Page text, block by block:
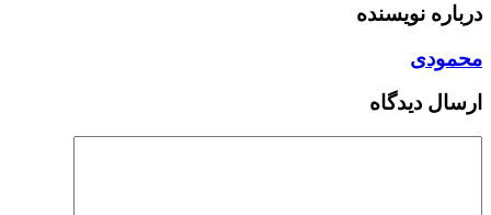
درباره نویسنده
محمودی
ارسال دیدگاه